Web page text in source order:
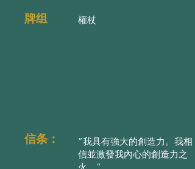
牌组 權杖
信条：
”我具有強大的創造力。我相
信並激發我內心的創造力之